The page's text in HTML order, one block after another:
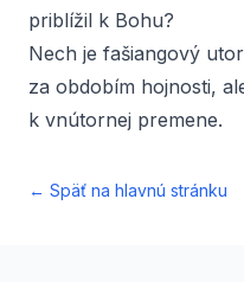
priblížil k Bohu?
Nech je fašiangový
za obdobím hojnosti,
k vnútornej premene.
← Späť na hlavnú stránku